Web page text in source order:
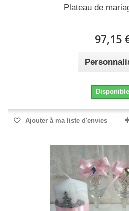
Plateau de
97,15
Disponible
Ajouter à ma liste d'envies